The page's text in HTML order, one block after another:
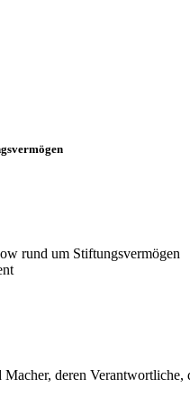
rund um Stiftungsvermögen
deren